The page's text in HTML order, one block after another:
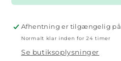
Afhentning er tilgængelig på
Normalt klar inden for 24 timer
Se butiksoplysninger